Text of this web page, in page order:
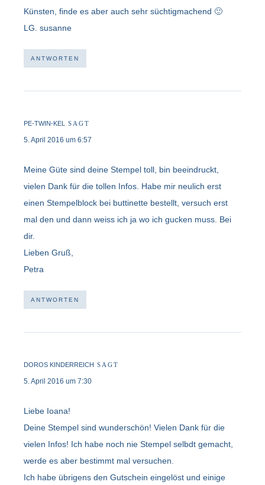
Künsten, finde es aber auch sehr süchtigmachend 🙂
LG. susanne
ANTWORTEN
PE-TWIN-KEL SAGT
5. April 2016 um 6:57
Meine Güte sind deine Stempel toll, bin beeindruckt,
vielen Dank für die tollen Infos. Habe mir neulich erst
einen Stempelblock bei buttinette bestellt, versuch erst
mal den und dann weiss ich ja wo ich gucken muss. Bei
dir.
Lieben Gruß,
Petra
ANTWORTEN
DOROS KINDERREICH SAGT
5. April 2016 um 7:30
Liebe Ioana!
Deine Stempel sind wunderschön! Vielen Dank für die
vielen Infos! Ich habe noch nie Stempel selbdt gemacht,
werde es aber bestimmt mal versuchen.
Ich habe übrigens den Gutschein eingelöst und einige